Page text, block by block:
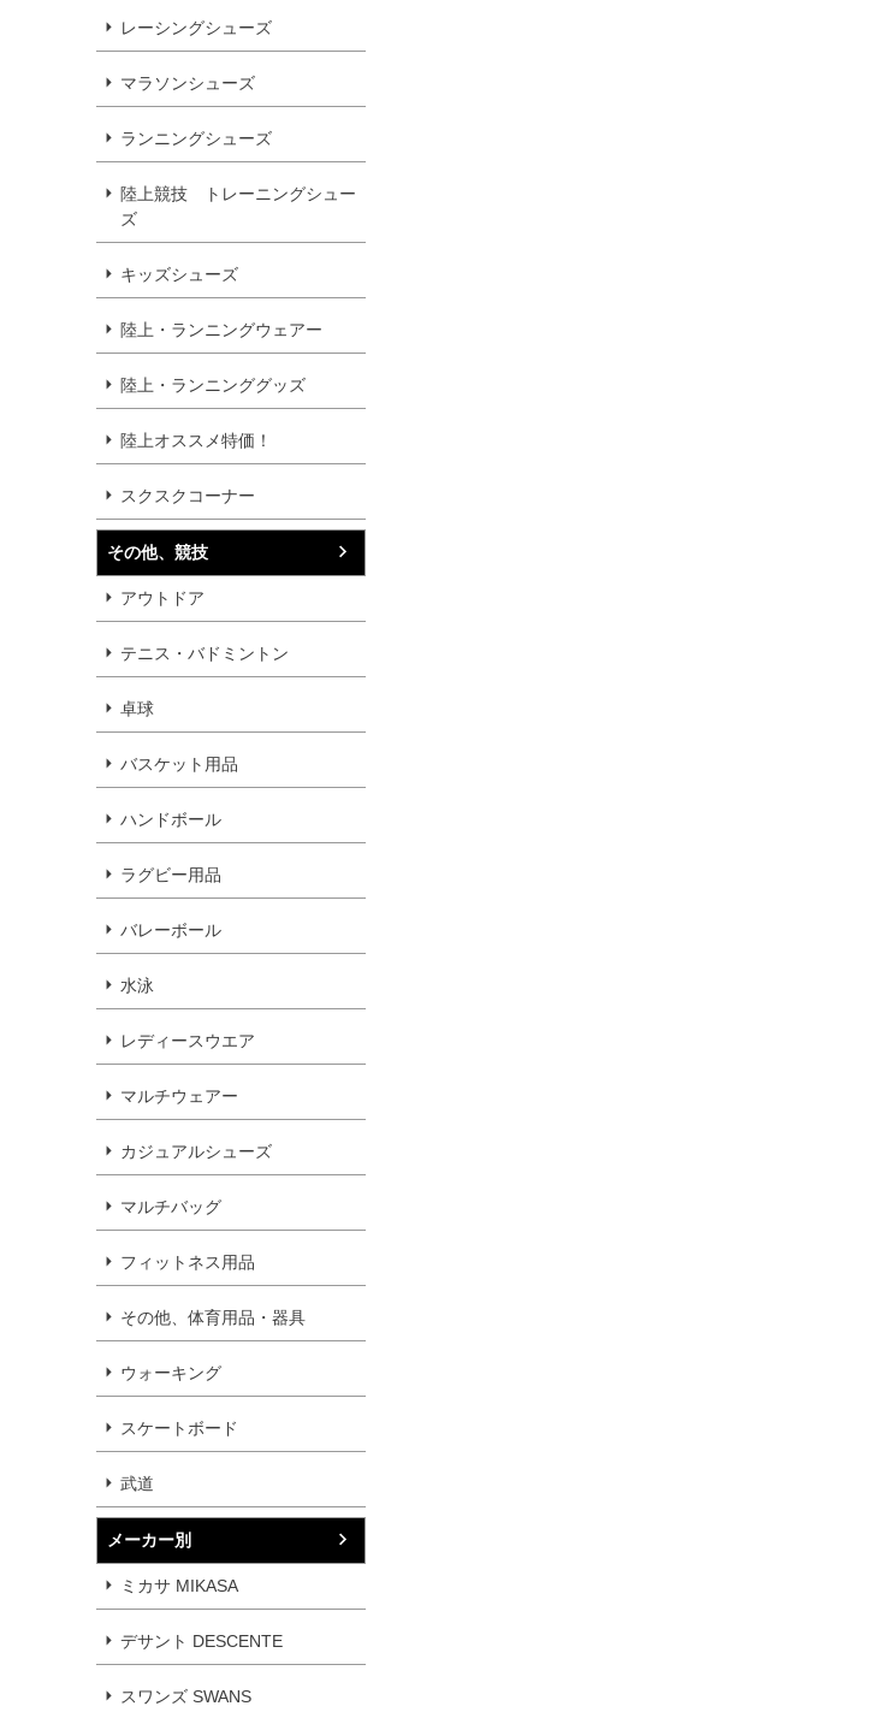
レーシングシューズ
マラソンシューズ
ランニングシューズ
陸上競技 トレーニングシュー
ズ
キッズシューズ
陸上・ランニングウェアー
陸上・ランニンググッズ
陸上オススメ特価！
スクスクコーナー
その他、競技
アウトドア
テニス・バドミントン
卓球
バスケット用品
ハンドボール
ラグビー用品
バレーボール
水泳
レディースウエア
マルチウェアー
カジュアルシューズ
マルチバッグ
フィットネス用品
その他、体育用品・器具
ウォーキング
スケートボード
武道
メーカー別
ミカサ MIKASA
デサント DESCENTE
スワンズ SWANS